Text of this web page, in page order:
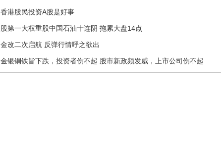
香港股民投资A股是好事
股第一大权重股中国石油十连阴 拖累大盘14点
金改二次启航 反弹行情呼之欲出
金银铜铁皆下跌，投资者伤不起 股市新政频发威，上市公司伤不起